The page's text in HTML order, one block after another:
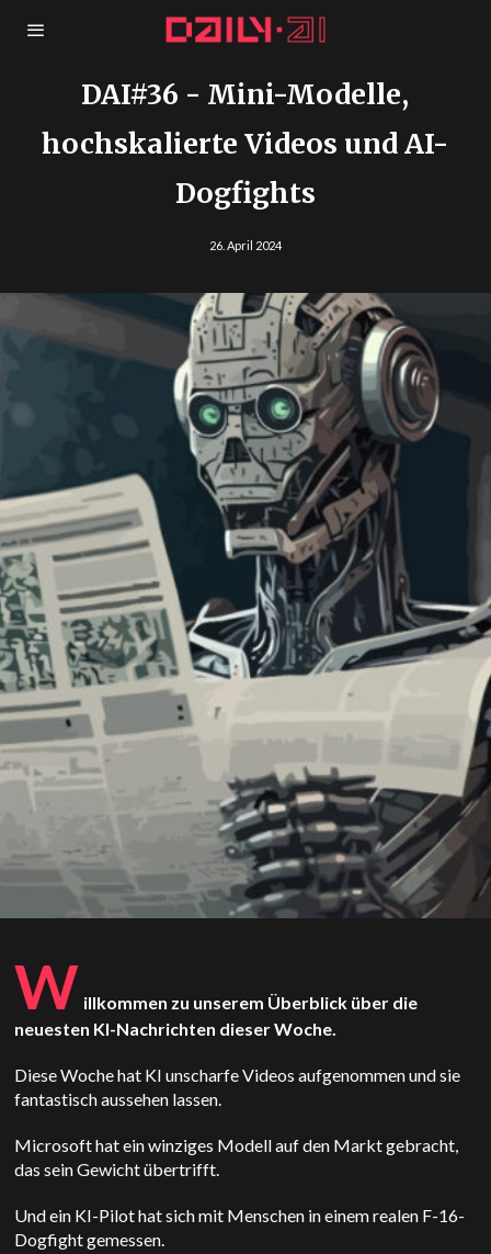
DAI#36 - Mini-Modelle,
hochskalierte Videos und AI-
Dogfights
26. April 2024
W illkommen zu unserem Überblick über die
neuesten KI-Nachrichten dieser Woche.
Diese Woche hat KI unscharfe Videos aufgenommen und sie
fantastisch aussehen lassen.
Microsoft hat ein winziges Modell auf den Markt gebracht,
das sein Gewicht übertrifft.
Und ein KI-Pilot hat sich mit Menschen in einem realen F-16-
Dogfight gemessen.